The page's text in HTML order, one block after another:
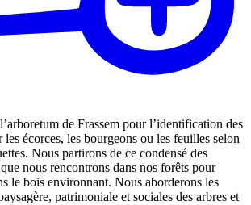
de Frassem pour l’identification des
les écorces, les bourgeons ou les feuilles selon
Nous partirons de ce condensé des
nous rencontrons dans nos forêts pour
le bois environnant. Nous aborderons les
patrimoniale et sociales des arbres et